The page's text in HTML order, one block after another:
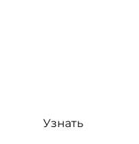
Узнать